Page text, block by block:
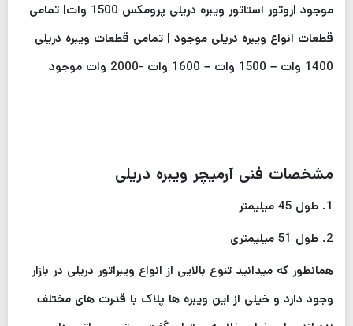
موجود |روتور استاتور ویبره دریلی پرومکس 1500 وات| تمامی
قطعات انواع ویبره دریلی موجود | تمامی قطعات ویبره دریلی
1400 وات – 1500 وات – 1600 وات -2000 وات موجود
مشخصات فنی آرمیچر ویبره دریلی
1. طول 45 میلیمتر
2. طول 51 میلیمتری
همانطور که میدانید تنوع بالایی از انواع ویبراتور دریلی در بازار
وجود دارد و خیلی از این ویبره ها پلاک با قدرت های مختلف